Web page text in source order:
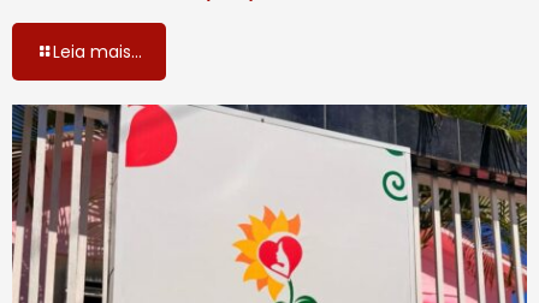
Leia mais...